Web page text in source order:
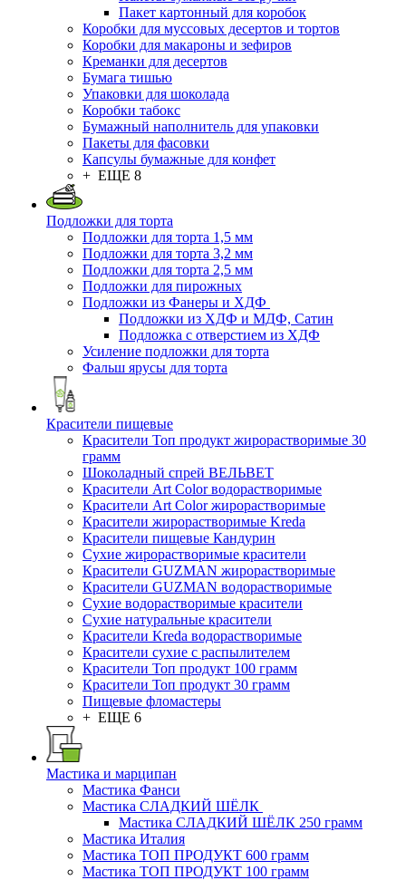
Пакет картонный для коробок
Коробки для муссовых десертов и тортов
Коробки для макароны и зефиров
Креманки для десертов
Бумага тишью
Упаковки для шоколада
Коробки табокс
Бумажный наполнитель для упаковки
Пакеты для фасовки
Капсулы бумажные для конфет
+ ЕЩЕ 8
Подложки для торта
Подложки для торта 1,5 мм
Подложки для торта 3,2 мм
Подложки для торта 2,5 мм
Подложки для пирожных
Подложки из Фанеры и ХДФ
Подложки из ХДФ и МДФ, Сатин
Подложка с отверстием из ХДФ
Усиление подложки для торта
Фальш ярусы для торта
Красители пищевые
Красители Топ продукт жирорастворимые 30
грамм
Шоколадный спрей ВЕЛЬВЕТ
Красители Art Color водорастворимые
Красители Art Color жирорастворимые
Красители жирорастворимые Kreda
Красители пищевые Кандурин
Сухие жирорастворимые красители
Красители GUZMAN жирорастворимые
Красители GUZMAN водорастворимые
Сухие водорастворимые красители
Сухие натуральные красители
Красители Kreda водорастворимые
Красители сухие с распылителем
Красители Топ продукт 100 грамм
Красители Топ продукт 30 грамм
Пищевые фломастеры
+ ЕЩЕ 6
Мастика и марципан
Мастика Фанси
Мастика СЛАДКИЙ ШЁЛК
Мастика СЛАДКИЙ ШЁЛК 250 грамм
Мастика Италия
Мастика ТОП ПРОДУКТ 600 грамм
Мастика ТОП ПРОДУКТ 100 грамм